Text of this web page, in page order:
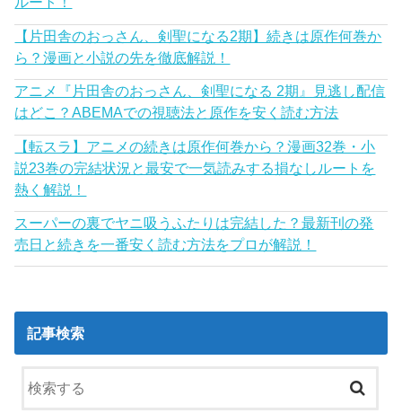
【片田舎のおっさん、剣聖になる2期】続きは原作何巻か
ら？漫画と小説の先を徹底解説！
アニメ『片田舎のおっさん、剣聖になる 2期』見逃し配信
はどこ？ABEMAでの視聴法と原作を安く読む方法
【転スラ】アニメの続きは原作何巻から？漫画32巻・小
説23巻の完結状況と最安で一気読みする損なしルートを
熱く解説！
スーパーの裏でヤニ吸うふたりは完結した？最新刊の発
売日と続きを一番安く読む方法をプロが解説！
記事検索